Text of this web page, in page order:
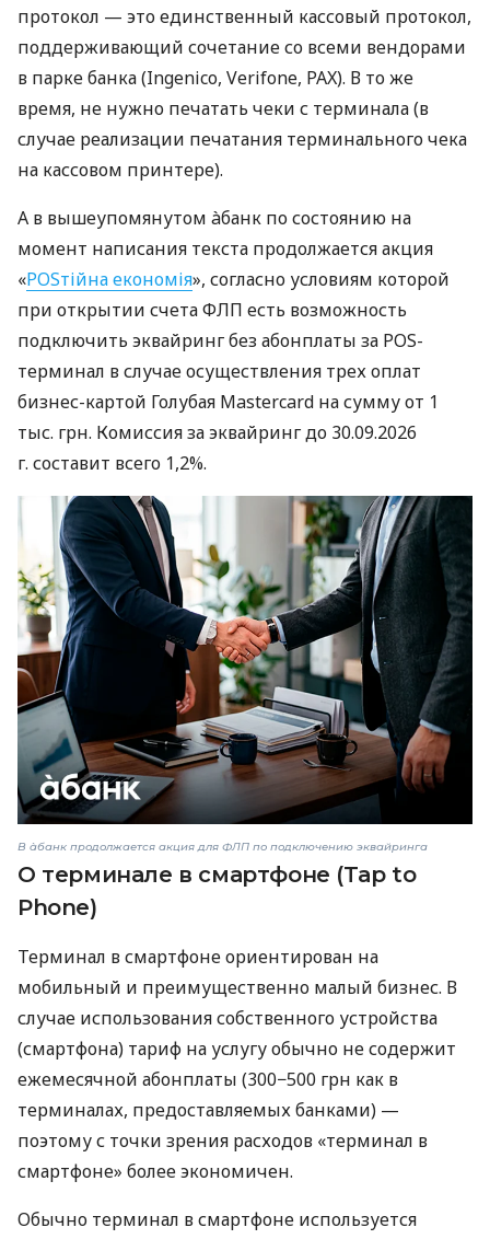
протокол — это единственный кассовый протокол,
поддерживающий сочетание со всеми вендорами
в парке банка (Ingenico, Verifone, PAX). В то же
время, не нужно печатать чеки с терминала (в
случае реализации печатания терминального чека
на кассовом принтере).
А в вышеупомянутом àбанк по состоянию на
момент написания текста продолжается акция
«POSтійна економія», согласно условиям которой
при открытии счета ФЛП есть возможность
подключить эквайринг без абонплаты за POS-
терминал в случае осуществления трех оплат
бизнес-картой Голубая Mastercard на сумму от 1
тыс. грн. Комиссия за эквайринг до 30.09.2026
г. составит всего 1,2%.
В àбанк продолжается акция для ФЛП по подключению эквайринга
О терминале в смартфоне (Tap to
Phone)
Терминал в смартфоне ориентирован на
мобильный и преимущественно малый бизнес. В
случае использования собственного устройства
(смартфона) тариф на услугу обычно не содержит
ежемесячной абонплаты (300−500 грн как в
терминалах, предоставляемых банками) —
поэтому с точки зрения расходов «терминал в
смартфоне» более экономичен.
Обычно терминал в смартфоне используется